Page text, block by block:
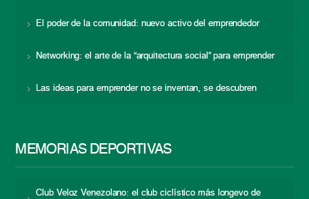
El poder de la comunidad: nuevo activo del emprendedor
Networking: el arte de la “arquitectura social” para emprender
Las ideas para emprender no se inventan, se descubren
MEMORIAS DEPORTIVAS
Club Veloz Venezolano: el club ciclístico más longevo de